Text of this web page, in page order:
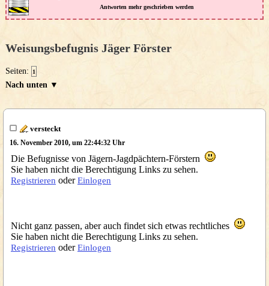
Antworten mehr geschrieben werden
Weisungsbefugnis Jäger Förster
Seiten: 1
Nach unten ▼
versteckt
16. November 2010, um 22:44:32 Uhr
Die Befugnisse von Jägern-Jagdpächtern-Förstern
Sie haben nicht die Berechtigung Links zu sehen.
Registrieren oderEinlogen
Nicht ganz passen, aber auch findet sich etwas rechtliches
Sie haben nicht die Berechtigung Links zu sehen.
Registrieren oderEinlogen